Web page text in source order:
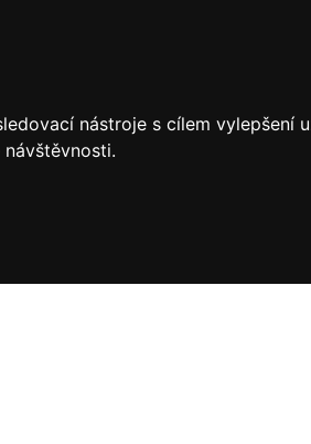
nástroje s cílem vylepšení